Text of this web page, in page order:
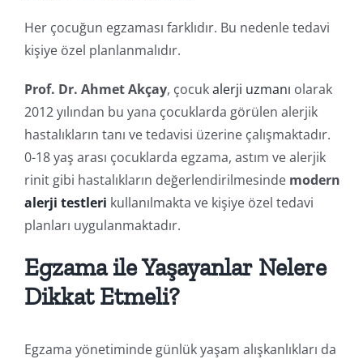
Her çocuğun egzaması farklıdır. Bu nedenle tedavi
kişiye özel planlanmalıdır.
Prof. Dr. Ahmet Akçay, çocukalerji uzmanı olarak
2012 yılından bu yana çocuklarda görülen alerjik
hastalıkların tanı ve tedavisi üzerine çalışmaktadır.
0-18 yaş arası çocuklarda egzama, astım ve alerjik
rinit gibi hastalıkların değerlendirilmesinde modern
alerji testleri kullanılmakta ve kişiye özel tedavi
planları uygulanmaktadır.
Egzama ile Yaşayanlar Nelere
Dikkat Etmeli?
Egzama yönetiminde günlük yaşam alışkanlıkları da